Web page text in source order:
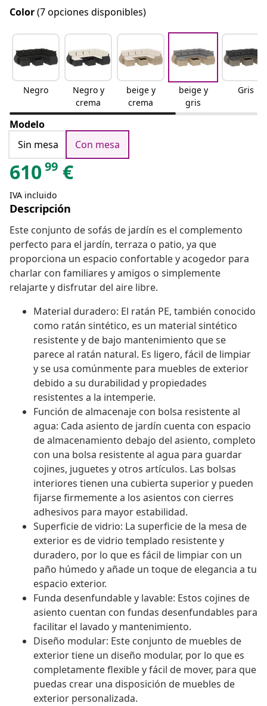
Color(7 opciones disponibles)
Negro
Negro y
crema
beige y
crema
beige y
gris
Gris
Modelo
Sin mesa
Con mesa
61099 €
IVA incluido
Descripción
Este conjunto de sofás de jardín es el complemento
perfecto para el jardín, terraza o patio, ya que
proporciona un espacio confortable y acogedor para
charlar con familiares y amigos o simplemente
relajarte y disfrutar del aire libre.
Material duradero: El ratán PE, también conocido
como ratán sintético, es un material sintético
resistente y de bajo mantenimiento que se
parece al ratán natural. Es ligero, fácil de limpiar
y se usa comúnmente para muebles de exterior
debido a su durabilidad y propiedades
resistentes a la intemperie.
Función de almacenaje con bolsa resistente al
agua: Cada asiento de jardín cuenta con espacio
de almacenamiento debajo del asiento, completo
con una bolsa resistente al agua para guardar
cojines, juguetes y otros artículos. Las bolsas
interiores tienen una cubierta superior y pueden
fijarse firmemente a los asientos con cierres
adhesivos para mayor estabilidad.
Superficie de vidrio: La superficie de la mesa de
exterior es de vidrio templado resistente y
duradero, por lo que es fácil de limpiar con un
paño húmedo y añade un toque de elegancia a tu
espacio exterior.
Funda desenfundable y lavable: Estos cojines de
asiento cuentan con fundas desenfundables para
facilitar el lavado y mantenimiento.
Diseño modular: Este conjunto de muebles de
exterior tiene un diseño modular, por lo que es
completamente flexible y fácil de mover, para que
puedas crear una disposición de muebles de
exterior personalizada.